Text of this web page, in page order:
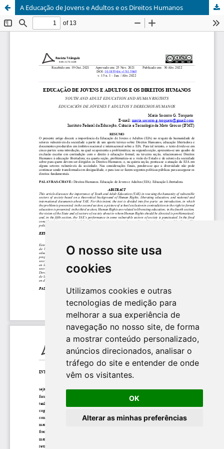
O nosso site usa
cookies
Utilizamos cookies e outras
tecnologias de medição para
melhorar a sua experiência de
navegação no nosso site, de forma
a mostrar conteúdo personalizado,
anúncios direcionados, analisar o
tráfego do site e entender de onde
vêm os visitantes.
OK
Alterar as minhas preferências
A Educação de Jovens e Adultos e os Direitos Humanos